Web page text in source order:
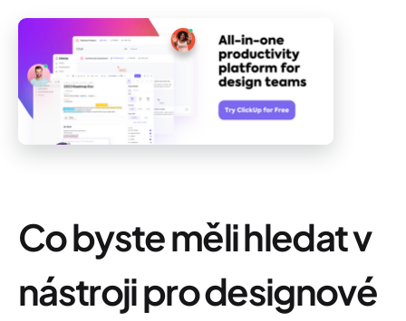
Co byste měli hledat v
nástroji pro designové